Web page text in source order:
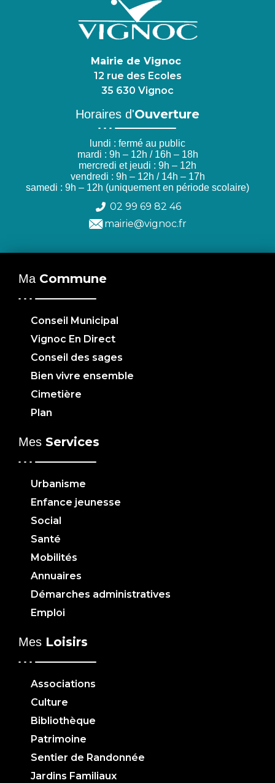
Mairie de Vignoc
12 rue des Ecoles
35 630 Vignoc
Horaires d'Ouverture
lundi : fermé au public
mardi : 9h – 12h / 16h – 18h
mercredi et jeudi : 9h – 12h
vendredi : 9h – 12h / 14h – 17h
samedi : 9h – 12h (uniquement en période scolaire)
02 99 69 82 46
mairie@vignoc.fr
Ma Commune
Conseil Municipal
Vignoc En Direct
Conseil des sages
Bien vivre ensemble
Cimetière
Plan
Mes Services
Urbanisme
Enfance jeunesse
Social
Santé
Mobilités
Annuaires
Démarches administratives
Emploi
Mes Loisirs
Associations
Culture
Bibliothèque
Patrimoine
Sentier de Randonnée
Jardins Familiaux